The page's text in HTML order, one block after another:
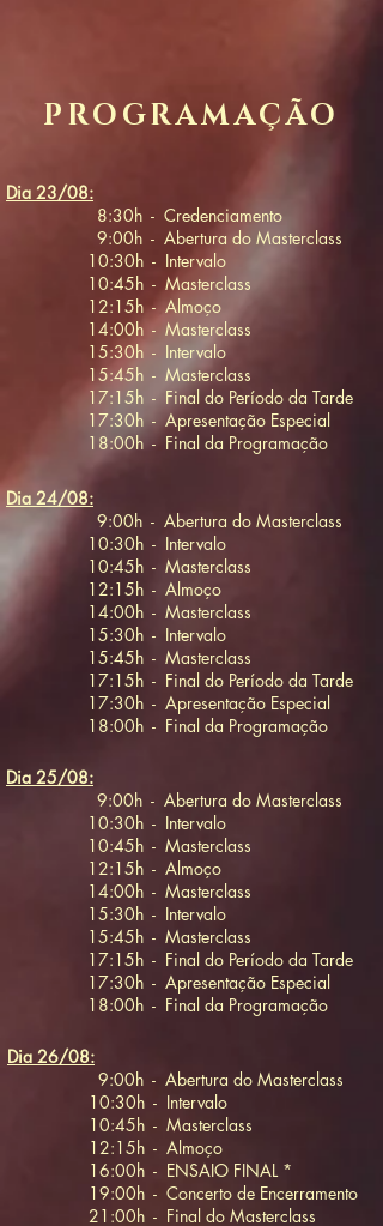
PROGRAMAÇÃO
Dia 23/08:
8:30h - Credenciamento
9:00h - Abertura do Masterclass
10:30h - Intervalo
10:45h - Masterclass
12:15h - Almoço
14:00h - Masterclass
15:30h - Intervalo
15:45h - Masterclass
17:15h - Final do Período da Tarde
17:30h - Apresentação Especial
18:00h - Final da Programação
Dia 24/08:
9:00h - Abertura do Masterclass
10:30h - Intervalo
10:45h - Masterclass
12:15h - Almoço
14:00h - Masterclass
15:30h - Intervalo
15:45h - Masterclass
17:15h - Final do Período da Tarde
17:30h - Apresentação Especial
18:00h - Final da Programação
Dia 25/08:
9:00h - Abertura do Masterclass
10:30h - Intervalo
10:45h - Masterclass
12:15h - Almoço
14:00h - Masterclass
15:30h - Intervalo
15:45h - Masterclass
17:15h - Final do Período da Tarde
17:30h - Apresentação Especial
18:00h - Final da Programação
Dia 26/08:
9:00h - Abertura do Masterclass
10:30h - Intervalo
10:45h - Masterclass
12:15h - Almoço
16:00h - ENSAIO FINAL *
19:00h - Concerto de Encerramento
21:00h - Final do Masterclass